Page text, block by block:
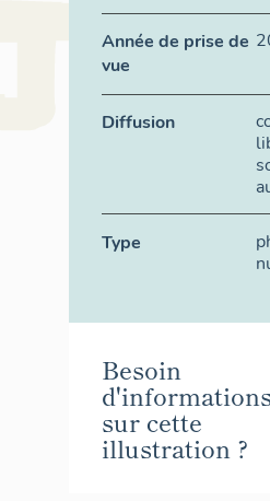
Année de prise de
vue
Diffusion
Type
Besoin
sur cette
illustration ?